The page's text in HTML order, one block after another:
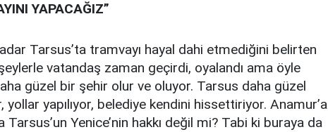
YAPACAĞIZ”
Tarsus’ta tramvayı hayal dahi etmediğini belirten
vatandaş zaman geçirdi, oyalandı ama öyle
güzel bir şehir olur ve oluyor. Tarsus daha güzel
yapılıyor, belediye kendini hissettiriyor. Anamur’a
Tarsus’un Yenice’nin hakkı değil mi? Tabi ki buraya da